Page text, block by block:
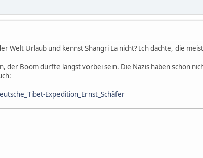
Welt Urlaub und kennst Shangri La nicht? Ich dachte, die
der Boom dürfte längst vorbei sein. Die Nazis haben schon
Expedition_Ernst_Schäfer